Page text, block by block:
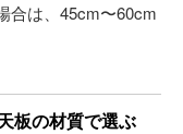
合は、45cm〜60cm
板の材質で選ぶ